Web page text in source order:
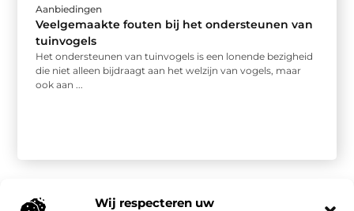
Wij respecteren uw
Aanbiedingen
Veelgemaakte fouten bij het ondersteunen van
tuinvogels
Het ondersteunen van tuinvogels is een lonende bezigheid
die niet alleen bijdraagt aan het welzijn van vogels, maar
ook aan ...